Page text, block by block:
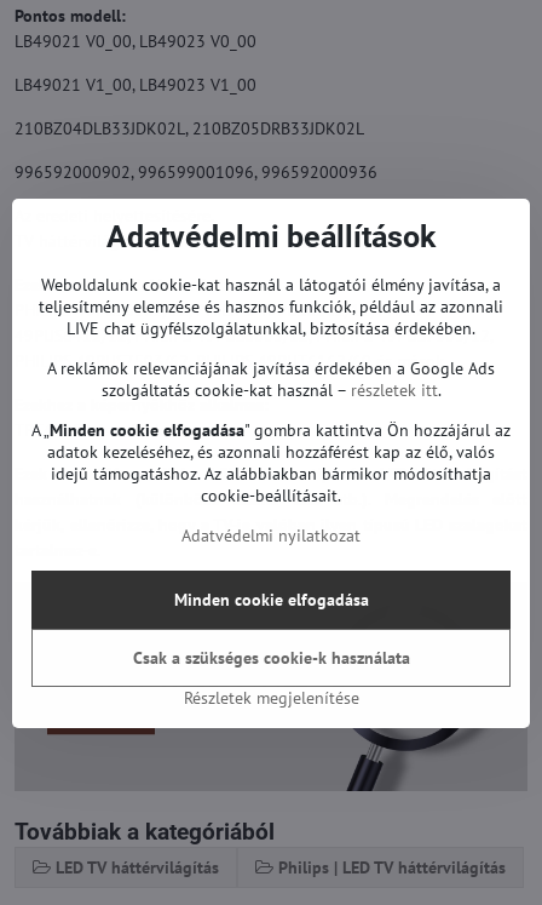
Pontos modell:
LB49021 V0_00, LB49023 V0_00
LB49021 V1_00, LB49023 V1_00
210BZ04DLB33JDK02L, 210BZ05DRB33JDK02L
996592000902, 996599001096, 996592000936
TV háttérvilágítás garanciával.
Ezekhez a modellekhez alkalmas:
PHILIPS 49PUS6162/12, PHILIPS 49PUS6262/12, PHILIPS
49PUS6412/12, PHILIPS 49PUS6803/12, PHILIPS 49PUS7503/12,
PHILIPS 49PUS7503/62, PHILIPS 49PUT6162/60 és mások.
Ezekhez a képernyőkhöz alkalmas:
TPT490F2 és mások.
Ezek a TV-modellek különböző típusú LED-háttérvilágítást
használhatnak (különböző számú LED stb.). Megrendelés előtt
kérjük, ellenőrizze, hogy a TV-je valóban ilyen típusú LED szalagokat
Továbbiak a kategóriából
LED TV háttérvilágítás Philips | LED TV háttérvilágítás
Adatvédelmi beállítások
Weboldalunk cookie-kat használ a látogatói élmény javítása, a
teljesítmény elemzése és hasznos funkciók, például az azonnali
LIVE chat ügyfélszolgálatunkkal, biztosítása érdekében.
A reklámok relevanciájának javítása érdekében a Google Ads
szolgáltatás cookie-kat használ – részletek itt.
A „Minden cookie elfogadása" gombra kattintva Ön hozzájárul az
adatok kezeléséhez, és azonnali hozzáférést kap az élő, valós
idejű támogatáshoz. Az alábbiakban bármikor módosíthatja
cookie-beállításait.
Adatvédelmi nyilatkozat
Részletek megjelenítése
Minden cookie elfogadása
Csak a szükséges cookie-k használata